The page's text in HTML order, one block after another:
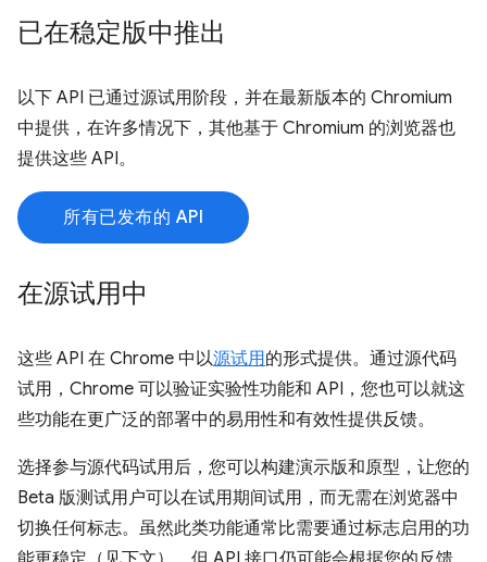
已在稳定版中推出
以下 API 已通过源试用阶段，并在最新版本的 Chromium
中提供，在许多情况下，其他基于 Chromium 的浏览器也
提供这些 API。
所有已发布的 API
在源试用中
这些 API 在 Chrome 中以源试用的形式提供。通过源代码
试用，Chrome 可以验证实验性功能和 API，您也可以就这
些功能在更广泛的部署中的易用性和有效性提供反馈。
选择参与源代码试用后，您可以构建演示版和原型，让您的
Beta 版测试用户可以在试用期间试用，而无需在浏览器中
切换任何标志。虽然此类功能通常比需要通过标志启用的功